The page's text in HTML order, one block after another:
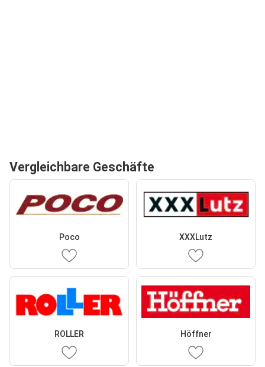
Vergleichbare Geschäfte
Poco XXXLutz
ROLLER Höffner